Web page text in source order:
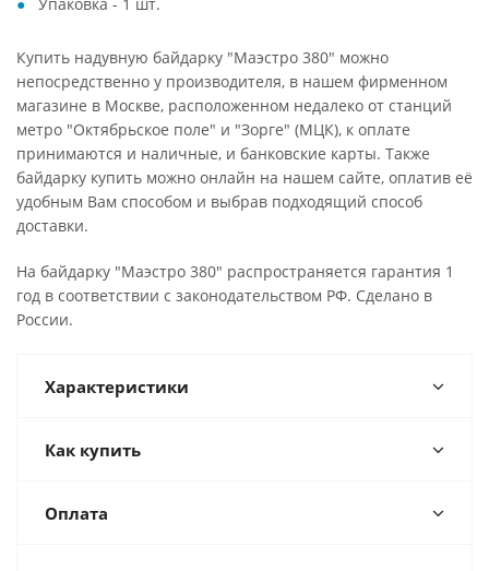
Купить надувную байдарку "Маэстро 380" можно
непосредственно у производителя, в нашем фирменном
магазине в Москве, расположенном недалеко от станций
метро "Октябрьское поле" и "Зорге" (МЦК), к оплате
принимаются и наличные, и банковские карты. Также
байдарку купить можно онлайн на нашем сайте, оплатив её
удобным Вам способом и выбрав подходящий способ
доставки.
На байдарку "Маэстро 380" распространяется гарантия 1
год в соответствии с законодательством РФ. Сделано в
России.
Характеристики
Как купить
Оплата